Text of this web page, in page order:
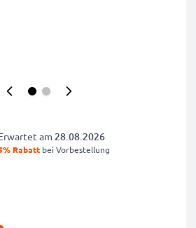
am 28.08.2026
Rabatt bei Vorbestellung